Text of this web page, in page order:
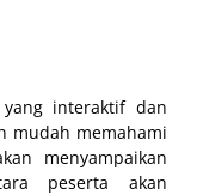
interaktif dan
mudah memahami
menyampaikan
peserta akan